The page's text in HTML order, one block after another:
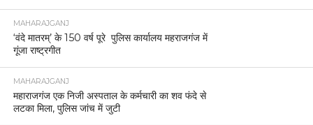
MAHARAJGANJ
‘वंदे मातरम्’ के 150 वर्ष पूरे पुलिस कार्यालय महराजगंज में
गूंजा राष्ट्रगीत
MAHARAJGANJ
महाराजगंज एक निजी अस्पताल के कर्मचारी का शव फंदे से
लटका मिला, पुलिस जांच में जुटी